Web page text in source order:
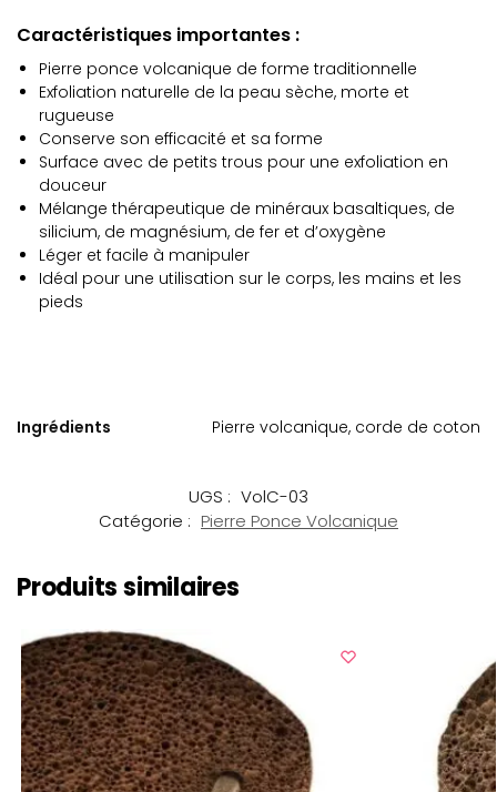
Caractéristiques importantes :
Pierre ponce volcanique de forme traditionnelle
Exfoliation naturelle de la peau sèche, morte et
rugueuse
Conserve son efficacité et sa forme
Surface avec de petits trous pour une exfoliation en
douceur
Mélange thérapeutique de minéraux basaltiques, de
silicium, de magnésium, de fer et d’oxygène
Léger et facile à manipuler
Idéal pour une utilisation sur le corps, les mains et les
pieds
Ingrédients Pierre volcanique, corde de coton
UGS : VolC-03
Catégorie : Pierre Ponce Volcanique
Produits similaires